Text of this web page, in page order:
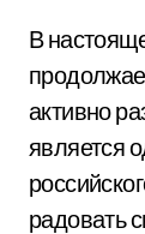
В
активно
является
радовать